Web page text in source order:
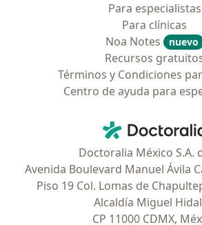
Para especialistas
Para clínicas
Noa Notes
nuevo
Recursos
Términos y Condiciones
Centro de ayuda para
Doctoralia -
Doctoralia México S.A.
Avenida Boulevard Manuel Ávila
Piso 19 Col. Lomas de
Alcaldía Miguel
CP 11000 CDMX,